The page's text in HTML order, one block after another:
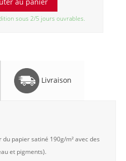
sous 2/5 jours ouvrables.
Livraison
papier satiné 190g/m² avec des
et pigments).